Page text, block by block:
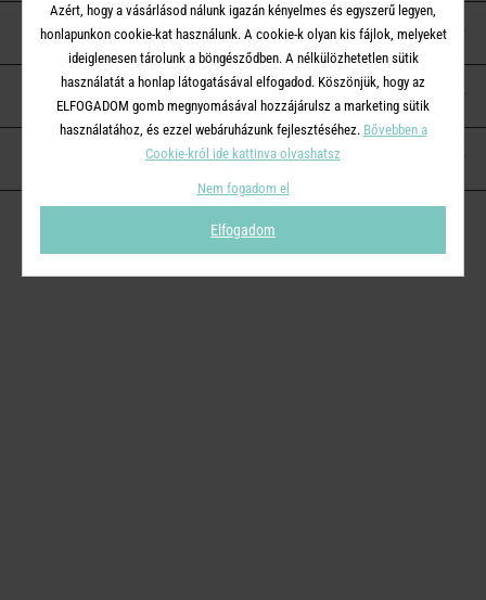
ÜGYFÉLSZOLGÁLAT
A BUTLERS-RŐL
KAPCSOLAT
Azért, hogy a vásárlásod nálunk igazán kényelmes és egyszerű legyen,
honlapunkon cookie-kat használunk. A cookie-k olyan kis fájlok, melyeket
ideiglenesen tárolunk a böngésződben. A nélkülözhetetlen sütik
használatát a honlap látogatásával elfogadod. Köszönjük, hogy az
ELFOGADOM gomb megnyomásával hozzájárulsz a marketing sütik
használatához, és ezzel webáruházunk fejlesztéséhez. Bővebben a
Cookie-król ide kattinva olvashatsz
Nem fogadom el
Elfogadom